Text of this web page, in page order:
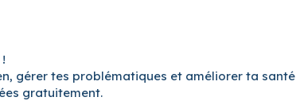
gérer tes problématiques et améliorer ta santé
gratuitement.